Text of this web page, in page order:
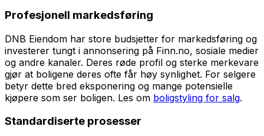
Profesjonell markedsføring
DNB Eiendom har store budsjetter for markedsføring og
investerer tungt i annonsering på Finn.no, sosiale medier
og andre kanaler. Deres røde profil og sterke merkevare
gjør at boligene deres ofte får høy synlighet. For selgere
betyr dette bred eksponering og mange potensielle
kjøpere som ser boligen. Les om boligstyling for salg.
Standardiserte prosesser